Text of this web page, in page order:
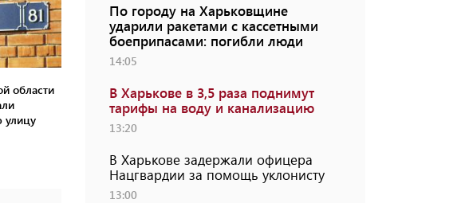
области
улицу
По городу на Харьковщине
ударили ракетами с кассетными
боеприпасами: погибли люди
14:05
В Харькове в 3,5 раза поднимут
тарифы на воду и канализацию
13:20
В Харькове задержали офицера
Нацгвардии за помощь уклонисту
13:00